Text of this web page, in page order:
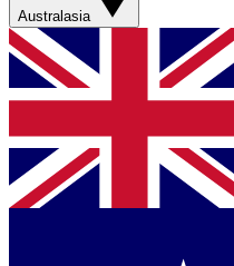
Australasia